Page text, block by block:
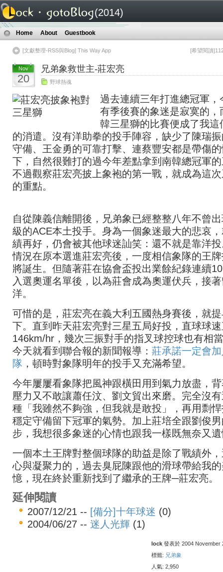
(2014)
Home About Guestbook
[文獻整理-RSS與Blog] This Way App [希望閱讀
Nov
20
兄弟象救世主-莊宏亮
野球熱魂
過去連續三年打進總冠軍，
有季後賽的象迷是寂寞的，
韓三星獅的比賽便成了我這
的消遣。沒有洋助拳的投手陣容，缺少了陳瑞
守備、王金勇的可靠打擊、連蔡豐安都是帶傷
下，自然很難打的過今年差點拿到南韓總冠軍
不過觀察莊宏亮披上象袍的第一戰，就成為這
的重點。
自從陳義信離開後，兄弟象已經整整八年不曾
級的ACE本土投手。身為一個象迷最大的悲哀
績再好，仍會被其他球迷訕笑：還不就是靠洋
情況在原本選進莊宏亮後，一度相信象隊的王
將誕生。但隨著莊在協會盃投出業餘紀錄連續
入選奧運名單後，以為莊會成為奧運伏兵，接
洋。
可惜的是，莊宏亮在義大利五國熱身賽後，就
下。直到昨天莊宏亮對三星五局好投，直球球
146km/hr，幾次三振對手的指叉球控球也有相
今天就看到聯合報的新聞報導： 莊承諾一定會
隊 ，頓時對象隊明年的投手又充滿希望。
今年屢屢看象隊把風神跟橫田用到氣力放盡，
壓力又不敢讓蕭任汶、劉文貿出來磨。完全沒
種「我雖然不夠強，但我就是敢投」，再用剽
穩定守備留下冠軍的氣勢。加上莊培全跟劉俊
步，我想很多象迷的心情也跟我一樣既無奈又
一個本土王牌對整個球隊的助益是除了戰績外
心與凝聚力的，過去臭屁陳跟他的滑球帶給我
憶，現在終於重新找到了繼承的王牌─莊宏亮。
延伸閱讀
2007/12/21 -- [備分]十年球迷 (0)
2004/06/27 -- 迷人光輝 (1)
lock 發表於 2004 November
標籤: 兄弟象
人氣: 2,950